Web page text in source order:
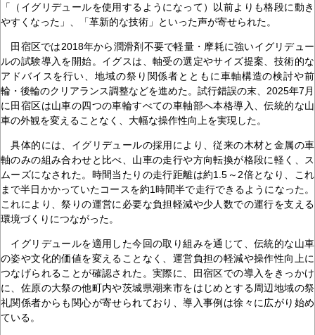
「（イグリデュールを使用するようになって）以前よりも格段に動き
やすくなった」、「革新的な技術」といった声が寄せられた。
田宿区では2018年から潤滑剤不要で軽量・摩耗に強いイグリデュー
ルの試験導入を開始。イグスは、軸受の選定やサイズ提案、技術的な
アドバイスを行い、地域の祭り関係者とともに車軸構造の検討や前
輪・後輪のクリアランス調整などを進めた。試行錯誤の末、2025年7月
に田宿区は山車の四つの車輪すべての車軸部へ本格導入、伝統的な山
車の外観を変えることなく、大幅な操作性向上を実現した。
具体的には、イグリデュールの採用により、従来の木材と金属の車
軸のみの組み合わせと比べ、山車の走行や方向転換が格段に軽く、ス
ムーズになされた。時間当たりの走行距離は約1.5～2倍となり、これ
まで半日かかっていたコースを約1時間半で走行できるようになった。
これにより、祭りの運営に必要な負担軽減や少人数での運行を支える
環境づくりにつながった。
イグリデュールを適用した今回の取り組みを通じて、伝統的な山車
の姿や文化的価値を変えることなく、運営負担の軽減や操作性向上に
つなげられることが確認された。実際に、田宿区での導入をきっかけ
に、佐原の大祭の他町内や茨城県潮来市をはじめとする周辺地域の祭
礼関係者からも関心が寄せられており、導入事例は徐々に広がり始め
ている。